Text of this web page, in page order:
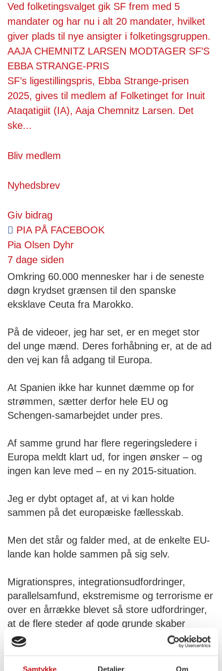
Samtykke Detaljer Om
Ved folketingsvalget gik SF frem med 5
mandater og har nu i alt 20 mandater, hvilket
giver plads til nye ansigter i folketingsgruppen.
AAJA CHEMNITZ LARSEN MODTAGER SF’S
EBBA STRANGE-PRIS
SF’s ligestillingspris, Ebba Strange-prisen
2025, gives til medlem af Folketinget for Inuit
Ataqatigiit (IA), Aaja Chemnitz Larsen. Det
ske...
Bliv medlem
Nyhedsbrev
Giv bidrag
PIA PÅ FACEBOOK
Pia Olsen Dyhr
7 dage siden
Omkring 60.000 mennesker har i de seneste
døgn krydset grænsen til den spanske
eksklave Ceuta fra Marokko.
På de videoer, jeg har set, er en meget stor
del unge mænd. Deres forhåbning er, at de ad
den vej kan få adgang til Europa.
At Spanien ikke har kunnet dæmme op for
strømmen, sætter derfor hele EU og
Schengen-samarbejdet under pres.
Af samme grund har flere regeringsledere i
Europa meldt klart ud, for ingen ønsker – og
ingen kan leve med – en ny 2015-situation.
Jeg er dybt optaget af, at vi kan holde
sammen på det europæiske fællesskab.
Men det står og falder med, at de enkelte EU-
lande kan holde sammen på sig selv.
Migrationspres, integrationsudfordringer,
parallelsamfund, ekstremisme og terrorisme er
over en årrække blevet så store udfordringer,
at de flere steder af gode grunde skaber
splittelse, utryghed og ikke mindst svækker
sammenhængskraften i vores samfund. Derfor
er det afgørende, at Europa har styr på sine